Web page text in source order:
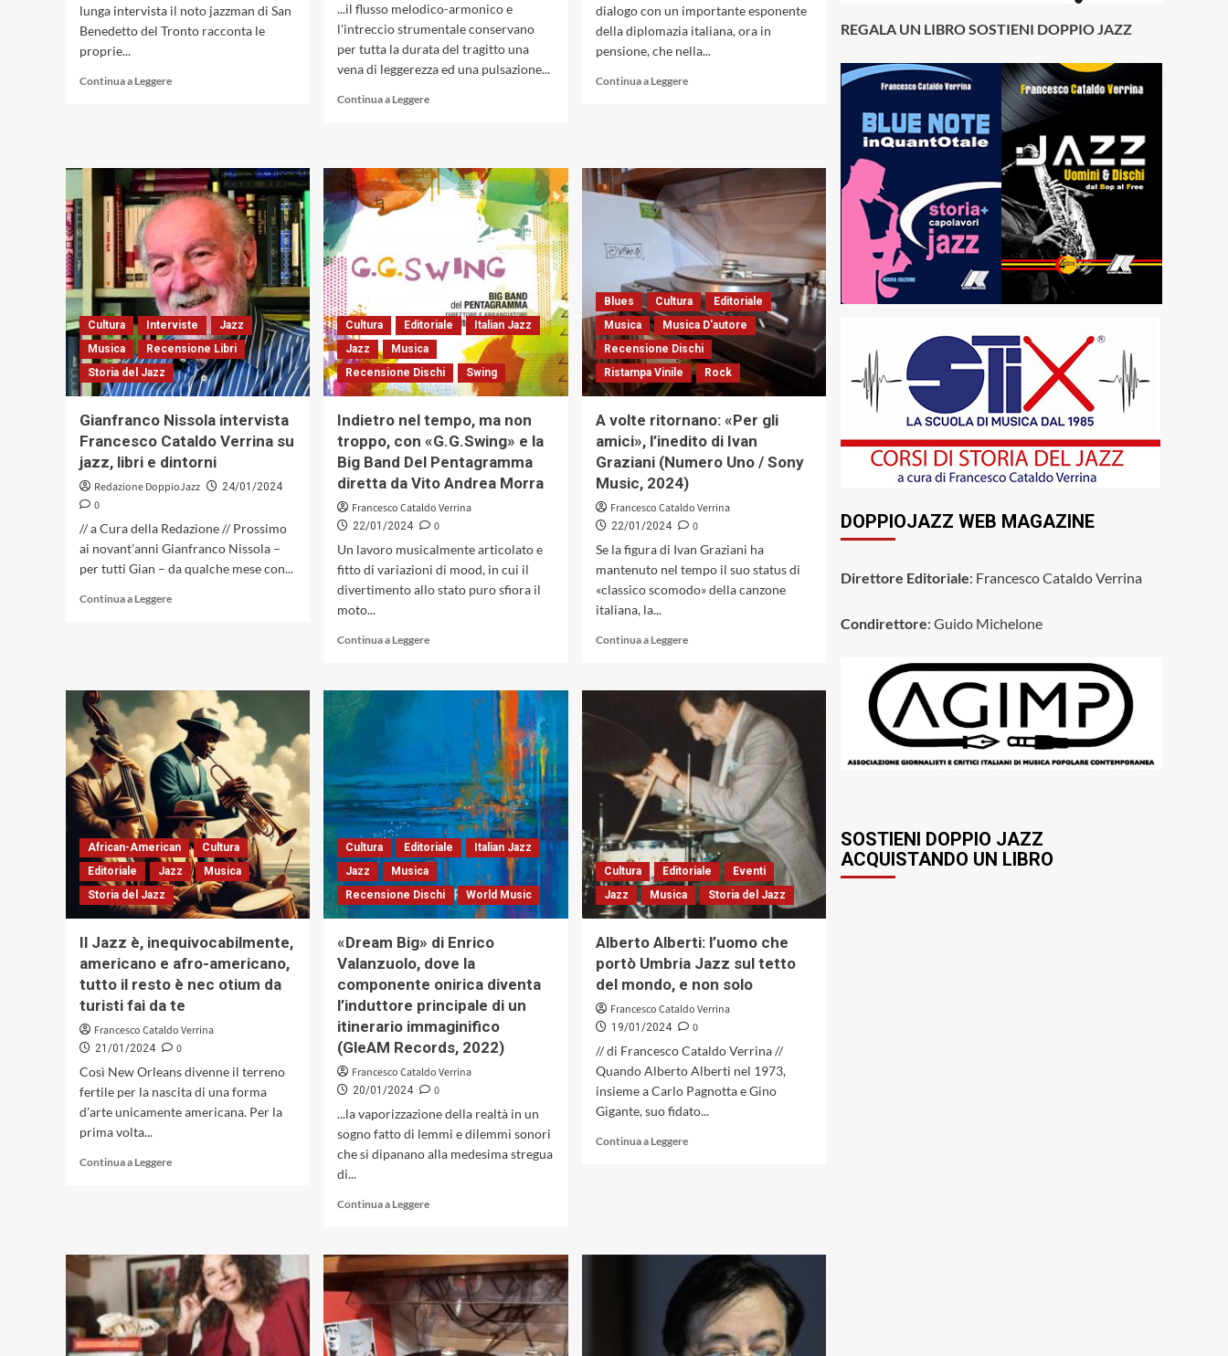
lunga intervista il noto jazzman di San
Benedetto del Tronto racconta le
proprie...
Continua a LeggereLeggi
Corradetti
alla
ricerca
verità.
Il
celebre
mandolinista
si
confessa
a
Guido
Michelone
...il flusso melodico-armonico e
l'intreccio strumentale conservano
per tutta la durata del tragitto una
vena di leggerezza ed una pulsazione...
Continua a LeggereLeggi
Aldo
Joshua
Quartet
In
lavoro
di
alta
sartoria
jazzistica
Music,
2024)
dialogo con un importante esponente
della diplomazia italiana, ora in
pensione, che nella...
Continua a LeggereLeggi
a
Pier
Benedetto
Francese,
ex-
ambasciatore,
esperto
di
jazz
e
collezionista
di
dischi
Cultura Interviste
Jazz
Musica
Recensione Libri
Storia del Jazz
Gianfranco Nissola intervista
Francesco Cataldo Verrina su
jazz, libri e dintorni
Redazione DoppioJazz 24/01/2024
0
// a Cura della Redazione // Prossimo
ai novant’anni Gianfranco Nissola –
per tutti Gian – da qualche mese con...
Continua a LeggereLeggi
intervista
Francesco
Cataldo
Verrina
su
jazz,
libri
e
dintorni
Cultura Editoriale
Italian Jazz
Jazz
Musica
Recensione Dischi
Swing
Indietro nel tempo, ma non
troppo, con «G.G.Swing» e la
Big Band Del Pentagramma
diretta da Vito Andrea Morra
Francesco Cataldo Verrina
22/01/2024
0
Un lavoro musicalmente articolato e
fitto di variazioni di mood, in cui il
divertimento allo stato puro sfiora il
moto...
Continua a LeggereLeggi
su
troppo,
con
«G.G.Swing»
e
la
Big
Band
diretta
da
Vito
Andrea
Morra
Blues Cultura
Editoriale
Musica
Musica D'autore
Recensione Dischi
Ristampa Vinile
Rock
A volte ritornano: «Per gli
amici», l’inedito di Ivan
Graziani (Numero Uno / Sony
Music, 2024)
Francesco Cataldo Verrina
22/01/2024
0
Se la figura di Ivan Graziani ha
mantenuto nel tempo il suo status di
«classico scomodo» della canzone
italiana, la...
Continua a LeggereLeggi
su
A
volte
ritornano:
«Per
gli
amici»,
l’inedito
di
Ivan
Graziani
(Numero
Uno
/
Music,
2024)
African-American
Cultura
Editoriale
Jazz
Musica
Storia del Jazz
Il Jazz è, inequivocabilmente,
americano e afro-americano,
tutto il resto è nec otium da
turisti fai da te
Francesco Cataldo Verrina
21/01/2024
0
Così New Orleans divenne il terreno
fertile per la nascita di una forma
d'arte unicamente americana. Per la
prima volta...
Continua a LeggereLeggi
è,
inequivocabilmente,
americano
e
afro-
americano,
Cultura Editoriale
Italian Jazz
Jazz
Musica
Recensione Dischi
World Music
«Dream Big» di Enrico
Valanzuolo, dove la
componente onirica diventa
l’induttore principale di un
itinerario immaginifico
(GleAM Records, 2022)
Francesco Cataldo Verrina
20/01/2024
0
...la vaporizzazione della realtà in un
sogno fatto di lemmi e dilemmi sonori
che si dipanano alla medesima stregua
di...
Continua a LeggereLeggi
su
«Dream
Big»
di
Enrico
Valanzuolo,
Cultura Editoriale
Eventi
Jazz
Musica Storia del Jazz
Alberto Alberti: l’uomo che
portò Umbria Jazz sul tetto
del mondo, e non solo
Francesco Cataldo Verrina
19/01/2024
0
// di Francesco Cataldo Verrina //
Quando Alberto Alberti nel 1973,
insieme a Carlo Pagnotta e Gino
Gigante, suo fidato...
Continua a LeggereLeggi
che
portò
Jazz
tetto
REGALA UN LIBRO SOSTIENI DOPPIO JAZZ
DOPPIOJAZZ WEB MAGAZINE
Direttore Editoriale: Francesco Cataldo Verrina
Condirettore: Guido Michelone
SOSTIENI DOPPIO JAZZ
ACQUISTANDO UN LIBRO